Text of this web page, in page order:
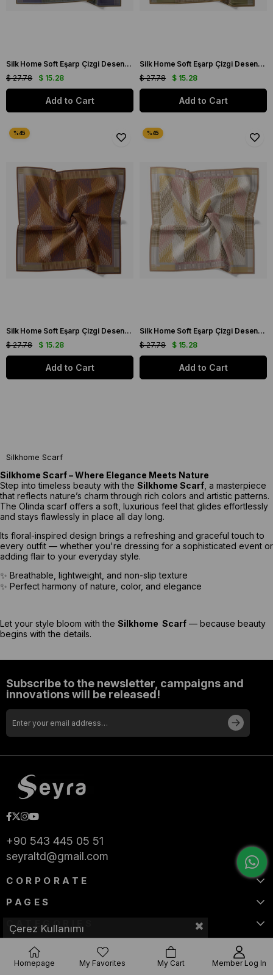
Silk Home Soft Eşarp Çizgi Desenli Yağ Yeşili - Saks Mavisi
$ 15.28
$ 27.78
Add to Cart
Silk Home Soft Eşarp Çizgi Desenli Yağ Yeşili - Gri
$ 15.28
$ 27.78
Add to Cart
Silk Home Soft Eşarp Çizgi Desenli Turuncu - Gri
$ 15.28
$ 27.78
Add to Cart
Silk Home Soft Eşarp Çizgi Desenli Bej - Hardal
$ 15.28
$ 27.78
Add to Cart
Silkhome Scarf
Silkhome Scarf – Where Elegance Meets Nature
Step into timeless beauty with the Silkhome Scarf , a masterpiece
that reflects nature’s charm through rich colors and artistic patterns.
The Olinda scarf offers a soft, luxurious feel that glides effortlessly
and stays flawlessly in place all day long.
Its floral-inspired design brings a refreshing and graceful touch to
every outfit — whether you're dressing for a sophisticated event or
adding flair to your everyday style.
✨ Breathable, lightweight, and non-slip texture
✨ Perfect harmony of nature, color, and elegance
Let your style bloom with the Silkhome Scarf — because beauty
begins with the details.
Subscribe to the newsletter, campaigns and
innovations will be released!
+90 543 445 05 51
seyraltd@gmail.com
CORPORATE
PAGES
CATEGORIES
Çerez Kullanımı
Homepage My Favorites My Cart Member Log In